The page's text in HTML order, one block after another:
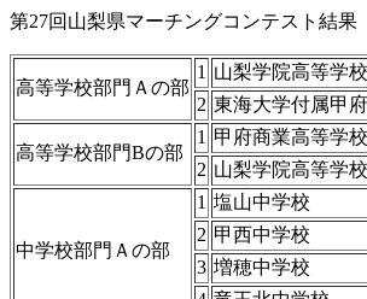
第27回山梨県マーチングコンテスト結果
高等学校部門Ａの部
1 山梨学院高等学校
2 東海大学付属甲
高等学校部門Bの部
1 甲府商業高等学校
2 山梨学院高等学校
中学校部門Ａの部
1 塩山中学校
2 甲西中学校
3 増穂中学校